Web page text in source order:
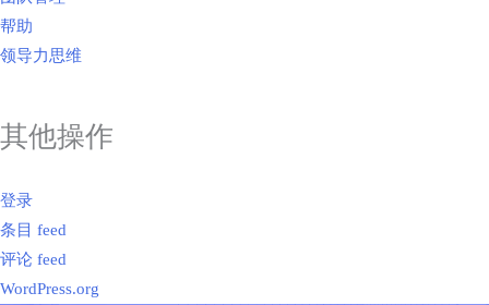
帮助
领导力思维
其他操作
登录
条目 feed
评论 feed
WordPress.org